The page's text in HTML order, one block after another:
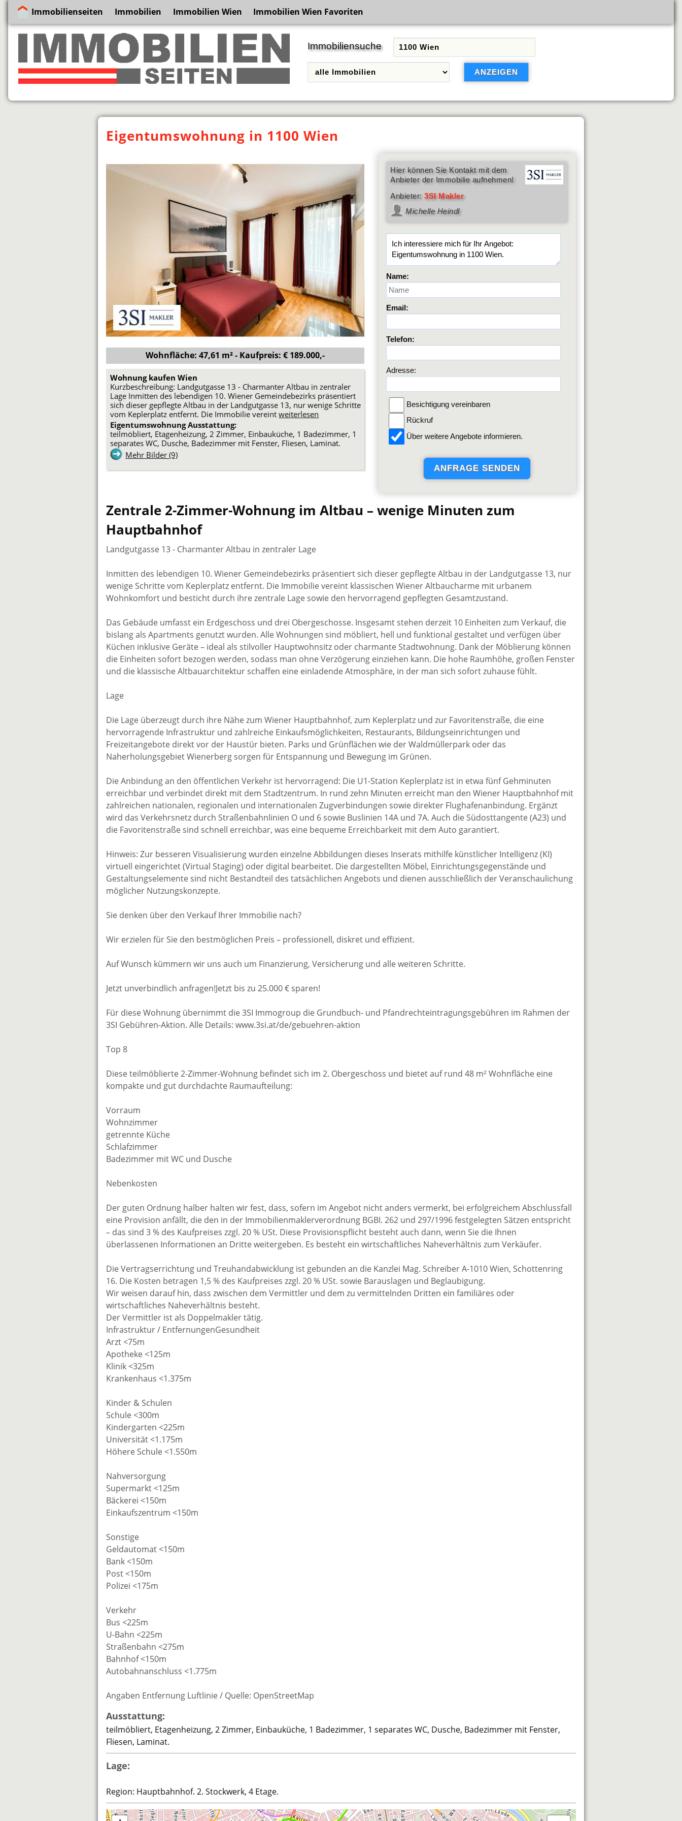
Immobilienseiten Immobilien Immobilien Wien Immobilien Wien Favoriten
Immobiliensuche
Eigentumswohnung in 1100 Wien
Wohnfläche: 47,61 m² - Kaufpreis: € 189.000,-
Wohnung kaufen Wien
Kurzbeschreibung: Landgutgasse 13 - Charmanter Altbau in zentraler
Lage Inmitten des lebendigen 10. Wiener Gemeindebezirks präsentiert
sich dieser gepflegte Altbau in der Landgutgasse 13, nur wenige Schritte
vom Keplerplatz entfernt. Die Immobilie vereintweiterlesen
Eigentumswohnung Ausstattung:
teilmöbliert, Etagenheizung, 2 Zimmer, Einbauküche, 1 Badezimmer, 1
separates WC, Dusche, Badezimmer mit Fenster, Fliesen, Laminat.
Mehr Bilder (9)
Hier können Sie Kontakt mit dem
Anbieter der Immobilie aufnehmen!
Anbieter:3SI Makler
Michelle Heindl
Name:
Email:
Telefon:
Adresse:
Besichtigung vereinbaren
Rückruf
Über weitere Angebote informieren.
Zentrale 2-Zimmer-Wohnung im Altbau – wenige Minuten zum
Hauptbahnhof
Landgutgasse 13 - Charmanter Altbau in zentraler Lage
Inmitten des lebendigen 10. Wiener Gemeindebezirks präsentiert sich dieser gepflegte Altbau in der Landgutgasse 13, nur
wenige Schritte vom Keplerplatz entfernt. Die Immobilie vereint klassischen Wiener Altbaucharme mit urbanem
Wohnkomfort und besticht durch ihre zentrale Lage sowie den hervorragend gepflegten Gesamtzustand.
Das Gebäude umfasst ein Erdgeschoss und drei Obergeschosse. Insgesamt stehen derzeit 10 Einheiten zum Verkauf, die
bislang als Apartments genutzt wurden. Alle Wohnungen sind möbliert, hell und funktional gestaltet und verfügen über
Küchen inklusive Geräte – ideal als stilvoller Hauptwohnsitz oder charmante Stadtwohnung. Dank der Möblierung können
die Einheiten sofort bezogen werden, sodass man ohne Verzögerung einziehen kann. Die hohe Raumhöhe, großen Fenster
und die klassische Altbauarchitektur schaffen eine einladende Atmosphäre, in der man sich sofort zuhause fühlt.
Lage
Die Lage überzeugt durch ihre Nähe zum Wiener Hauptbahnhof, zum Keplerplatz und zur Favoritenstraße, die eine
hervorragende Infrastruktur und zahlreiche Einkaufsmöglichkeiten, Restaurants, Bildungseinrichtungen und
Freizeitangebote direkt vor der Haustür bieten. Parks und Grünflächen wie der Waldmüllerpark oder das
Naherholungsgebiet Wienerberg sorgen für Entspannung und Bewegung im Grünen.
Die Anbindung an den öffentlichen Verkehr ist hervorragend: Die U1-Station Keplerplatz ist in etwa fünf Gehminuten
erreichbar und verbindet direkt mit dem Stadtzentrum. In rund zehn Minuten erreicht man den Wiener Hauptbahnhof mit
zahlreichen nationalen, regionalen und internationalen Zugverbindungen sowie direkter Flughafenanbindung. Ergänzt
wird das Verkehrsnetz durch Straßenbahnlinien O und 6 sowie Buslinien 14A und 7A. Auch die Südosttangente (A23) und
die Favoritenstraße sind schnell erreichbar, was eine bequeme Erreichbarkeit mit dem Auto garantiert.
Hinweis: Zur besseren Visualisierung wurden einzelne Abbildungen dieses Inserats mithilfe künstlicher Intelligenz (KI)
virtuell eingerichtet (Virtual Staging) oder digital bearbeitet. Die dargestellten Möbel, Einrichtungsgegenstände und
Gestaltungselemente sind nicht Bestandteil des tatsächlichen Angebots und dienen ausschließlich der Veranschaulichung
möglicher Nutzungskonzepte.
Sie denken über den Verkauf Ihrer Immobilie nach?
Wir erzielen für Sie den bestmöglichen Preis – professionell, diskret und effizient.
Auf Wunsch kümmern wir uns auch um Finanzierung, Versicherung und alle weiteren Schritte.
Jetzt unverbindlich anfragen!Jetzt bis zu 25.000 € sparen!
Für diese Wohnung übernimmt die 3SI Immogroup die Grundbuch- und Pfandrechteintragungsgebühren im Rahmen der
3SI Gebühren-Aktion. Alle Details: www.3si.at/de/gebuehren-aktion
Top 8
Diese teilmöblierte 2-Zimmer-Wohnung befindet sich im 2. Obergeschoss und bietet auf rund 48 m² Wohnfläche eine
kompakte und gut durchdachte Raumaufteilung:
Vorraum
Wohnzimmer
getrennte Küche
Schlafzimmer
Badezimmer mit WC und Dusche
Nebenkosten
Der guten Ordnung halber halten wir fest, dass, sofern im Angebot nicht anders vermerkt, bei erfolgreichem Abschlussfall
eine Provision anfällt, die den in der Immobilienmaklerverordnung BGBI. 262 und 297/1996 festgelegten Sätzen entspricht
– das sind 3 % des Kaufpreises zzgl. 20 % USt. Diese Provisionspflicht besteht auch dann, wenn Sie die Ihnen
überlassenen Informationen an Dritte weitergeben. Es besteht ein wirtschaftliches Naheverhältnis zum Verkäufer.
Die Vertragserrichtung und Treuhandabwicklung ist gebunden an die Kanzlei Mag. Schreiber A-1010 Wien, Schottenring
16. Die Kosten betragen 1,5 % des Kaufpreises zzgl. 20 % USt. sowie Barauslagen und Beglaubigung.
Wir weisen darauf hin, dass zwischen dem Vermittler und dem zu vermittelnden Dritten ein familiäres oder
wirtschaftliches Naheverhältnis besteht.
Der Vermittler ist als Doppelmakler tätig.
Infrastruktur / EntfernungenGesundheit
Arzt <75m
Apotheke <125m
Klinik <325m
Krankenhaus <1.375m
Kinder & Schulen
Schule <300m
Kindergarten <225m
Universität <1.175m
Höhere Schule <1.550m
Nahversorgung
Supermarkt <125m
Bäckerei <150m
Einkaufszentrum <150m
Sonstige
Geldautomat <150m
Bank <150m
Post <150m
Polizei <175m
Verkehr
Bus <225m
U-Bahn <225m
Straßenbahn <275m
Bahnhof <150m
Autobahnanschluss <1.775m
Angaben Entfernung Luftlinie / Quelle: OpenStreetMap
Ausstattung:
teilmöbliert, Etagenheizung, 2 Zimmer, Einbauküche, 1 Badezimmer, 1 separates WC, Dusche, Badezimmer mit Fenster,
Fliesen, Laminat.
Lage:
Region: Hauptbahnhof. 2. Stockwerk, 4 Etage.